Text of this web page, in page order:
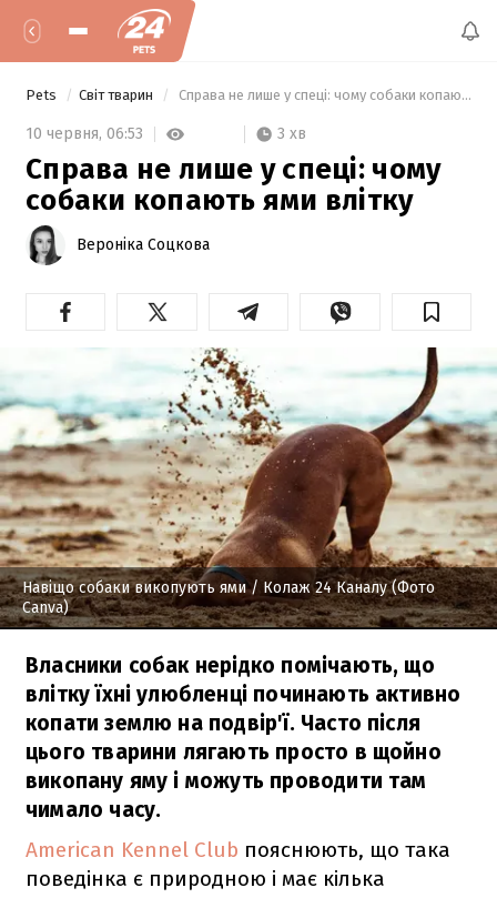
Pets Світ тварин Справа не лише у спеці: чому собаки копають ями влітку
10 червня, 06:53 3 хв
Справа не лише у спеці: чому
собаки копають ями влітку
Вероніка Соцкова
Навіщо собаки викопують ями/ Колаж 24 Каналу (Фото
Canva)
Власники собак нерідко помічають, що
влітку їхні улюбленці починають активно
копати землю на подвір'ї. Часто після
цього тварини лягають просто в щойно
викопану яму і можуть проводити там
чимало часу.
American Kennel Club пояснюють, що така
поведінка є природною і має кілька